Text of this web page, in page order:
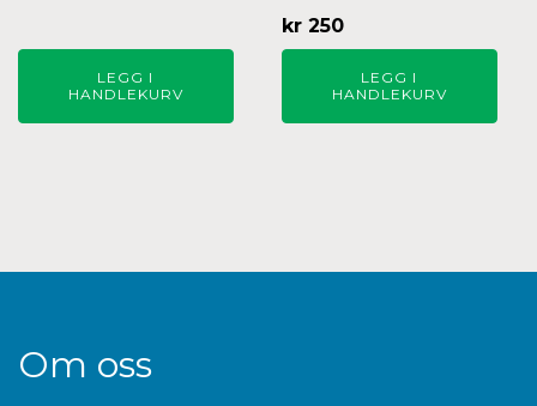
LEGG I
HANDLEKURV
kr250
LEGG I
HANDLEKURV
Om oss